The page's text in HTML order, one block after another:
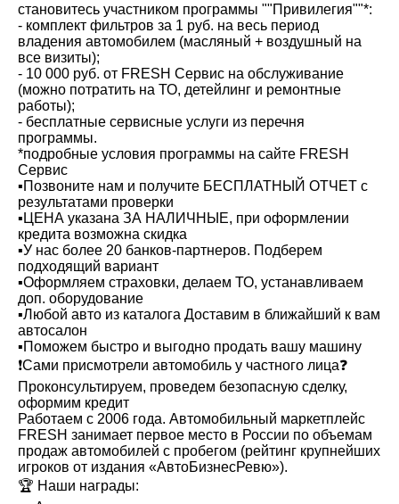
становитесь участником программы ""Привилегия""*:
- комплект фильтров за 1 руб. на весь период
владения автомобилем (масляный + воздушный на
все визиты);
- 10 000 руб. от FRESH Сервис на обслуживание
(можно потратить на ТО, детейлинг и ремонтные
работы);
- бесплатные сервисные услуги из перечня
программы.
*подробные условия программы на сайте FRESH
Cервис
▪️Позвоните нам и получите БЕСПЛАТНЫЙ ОТЧЕТ с
результатами проверки
▪️ЦЕНА указана ЗА НАЛИЧНЫЕ, при оформлении
кредита возможна скидка
▪️У нас более 20 банков-партнеров. Подберем
подходящий вариант
▪️Оформляем страховки, делаем ТО, устанавливаем
доп. оборудование
▪️Любой авто из каталога Доставим в ближайший к вам
автосалон
▪️Поможем быстро и выгодно продать вашу машину
❗️Сами присмотрели автомобиль у частного лица❓
Проконсультируем, проведем безопасную сделку,
оформим кредит
Работаем с 2006 года. Автомобильный маркетплейс
FRЕSН занимает первое место в России по объемам
продаж автомобилей с пробегом (рейтинг крупнейших
игроков от издания «АвтоБизнесРевю»).
🏆 Наши награды: